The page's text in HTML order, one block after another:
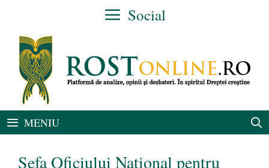
conținut
Social
MENIU
Şefa Oficiului Naţional pentru